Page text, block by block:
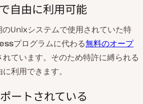
自由に利用可能
のUnixシステムで使用されていた特
プログラムに代わる無料のオープ
れています。そのため特許に縛られる
利用できます。
ートされている